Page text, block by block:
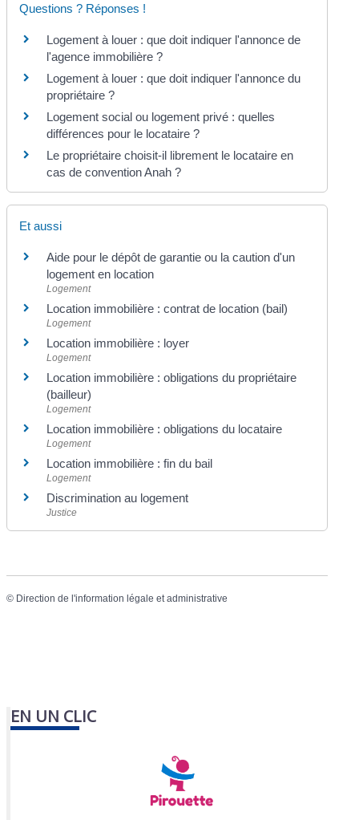
Questions ? Réponses !
Logement à louer : que doit indiquer l'annonce de
l'agence immobilière ?
Logement à louer : que doit indiquer l'annonce du
propriétaire ?
Logement social ou logement privé : quelles
différences pour le locataire ?
Le propriétaire choisit-il librement le locataire en
cas de convention Anah ?
Et aussi
Aide pour le dépôt de garantie ou la caution d'un
logement en location
Logement
Location immobilière : contrat de location (bail)
Logement
Location immobilière : loyer
Logement
Location immobilière : obligations du propriétaire
(bailleur)
Logement
Location immobilière : obligations du locataire
Logement
Location immobilière : fin du bail
Logement
Discrimination au logement
Justice
© Direction de l'information légale et administrative
EN UN CLIC